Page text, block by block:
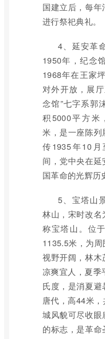
国建立后，每
进行祭祀典礼。
4、延安革
1950年，纪念
1968年在王家
对外开放，展
念馆”七字系郭
积5000平方米
米，是一座陈
传1935年10
间，党中央在
国革命的光辉历
5、宝塔山
林山，宋时改名
称宝塔山。位
1135.5米，为
视野开阔，林木
凉爽宜人，夏季
氏度，是消夏
唐代，高44米
城风貌可尽收
的标志，是革